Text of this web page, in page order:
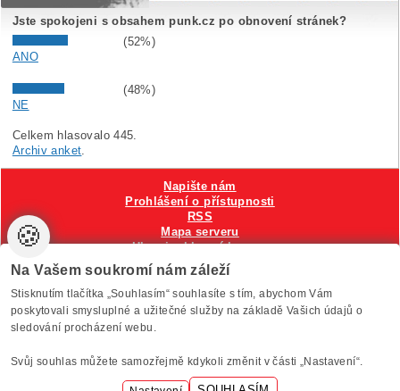
Jste spokojeni s obsahem punk.cz po obnovení stránek?
(52%)
ANO
(48%)
NE
Celkem hlasovalo 445.
Archiv anket.
VytvořiloAnawe , provozuje Anawe a Špína
Napište nám
Prohlášení o přístupnosti
RSS
Mapa serveru
Hlavni reklamní banner
Nastavení cookies
🍪
Na Vašem soukromí nám záleží
Stisknutím tlačítka „Souhlasím“ souhlasíte s tím, abychom Vám
poskytovali smysluplné a užitečné služby na základě Vašich údajů o
sledování procházení webu.
Svůj souhlas můžete samozřejmě kdykoli změnit v části „Nastavení“.